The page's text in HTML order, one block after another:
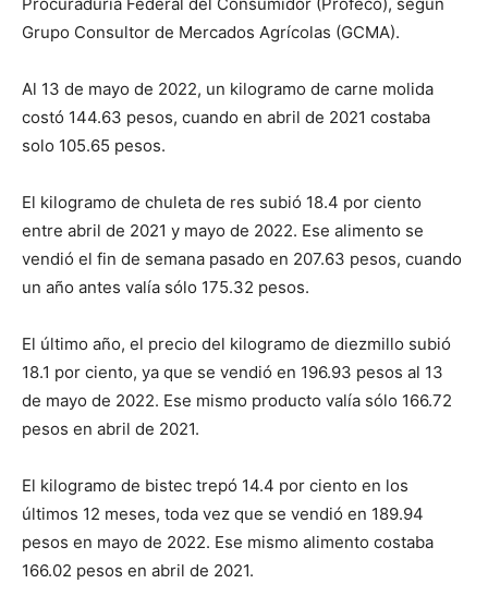
Grupo Consultor de Mercados Agrícolas (GCMA).
Al 13 de mayo de 2022, un kilogramo de carne molida
costó 144.63 pesos, cuando en abril de 2021 costaba
solo 105.65 pesos.
El kilogramo de chuleta de res subió 18.4 por ciento
entre abril de 2021 y mayo de 2022. Ese alimento se
vendió el fin de semana pasado en 207.63 pesos, cuando
un año antes valía sólo 175.32 pesos.
El último año, el precio del kilogramo de diezmillo subió
18.1 por ciento, ya que se vendió en 196.93 pesos al 13
de mayo de 2022. Ese mismo producto valía sólo 166.72
pesos en abril de 2021.
El kilogramo de bistec trepó 14.4 por ciento en los
últimos 12 meses, toda vez que se vendió en 189.94
pesos en mayo de 2022. Ese mismo alimento costaba
166.02 pesos en abril de 2021.